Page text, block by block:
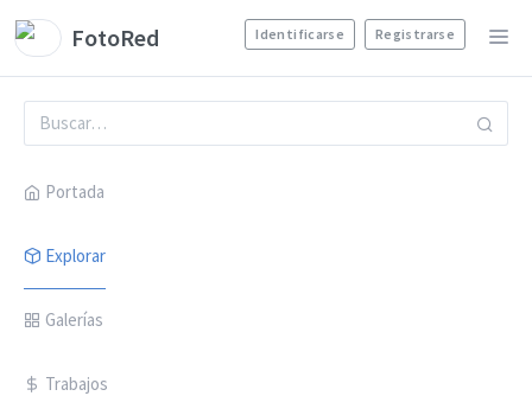
FotoRed Identificarse Registrarse
Portada
Explorar
Galerías
Trabajos